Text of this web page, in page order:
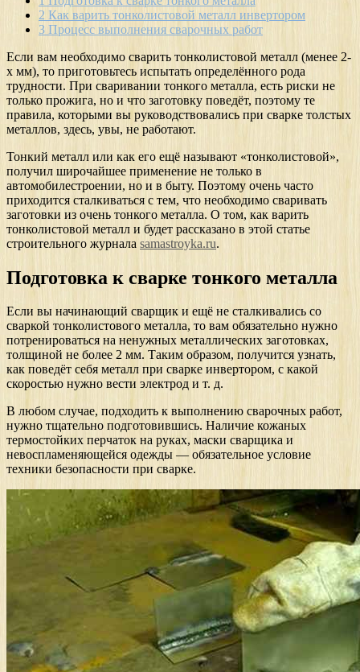
2 Как варить тонколистовой металл инвертором
3 Процесс выполнения сварочных работ
Если вам необходимо сварить тонколистовой металл (менее 2-
х мм), то приготовьтесь испытать определённого рода
трудности. При сваривании тонкого металла, есть риски не
только прожига, но и что заготовку поведёт, поэтому те
правила, которыми вы руководствовались при сварке толстых
металлов, здесь, увы, не работают.
Тонкий металл или как его ещё называют «тонколистовой»,
получил широчайшее применение не только в
автомобилестроении, но и в быту. Поэтому очень часто
приходится сталкиваться с тем, что необходимо сваривать
заготовки из очень тонкого металла. О том, как варить
тонколистовой металл и будет рассказано в этой статье
строительного журнала samastroyka.ru.
Подготовка к сварке тонкого металла
Если вы начинающий сварщик и ещё не сталкивались со
сваркой тонколистового металла, то вам обязательно нужно
потренироваться на ненужных металлических заготовках,
толщиной не более 2 мм. Таким образом, получится узнать,
как поведёт себя металл при сварке инвертором, с какой
скоростью нужно вести электрод и т. д.
В любом случае, подходить к выполнению сварочных работ,
нужно тщательно подготовившись. Наличие кожаных
термостойких перчаток на руках, маски сварщика и
невоспламеняющейся одежды — обязательное условие
техники безопасности при сварке.